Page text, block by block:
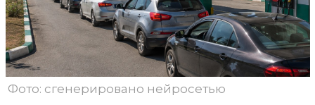
Фото: сгенерировано нейросетью